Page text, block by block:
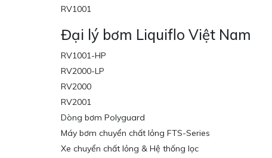
RV1001
Đại lý bơm Liquiflo Việt Nam
RV1001-HP
RV2000-LP
RV2000
RV2001
Dòng bơm Polyguard
Máy bơm chuyển chất lỏng FTS-Series
Xe chuyển chất lỏng & Hệ thống lọc